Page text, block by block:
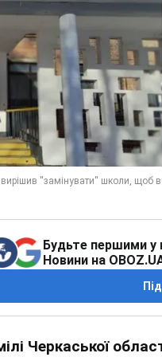
Будьте першими у
Новини на
Черкаської